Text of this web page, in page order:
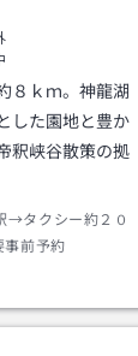
８ｋｍ。神龍湖
した園地と豊か
釈峡谷散策の拠
→タクシー約２０
前予約